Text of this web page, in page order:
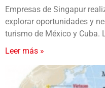
Empresas de Singapur
explorar oportunidades y
turismo de México y Cuba.
Leer más »